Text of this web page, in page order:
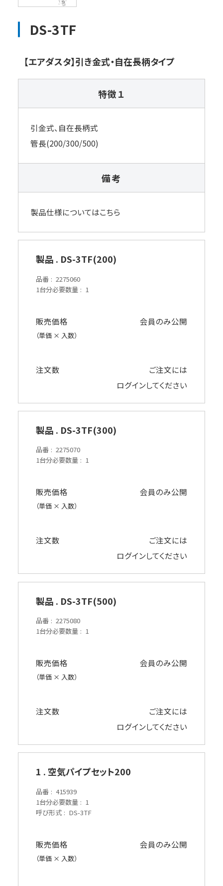
DS-3TF
【エアダスタ】引き金式・自在長柄タイプ
特徴１
引金式、自在長柄式
管長(200/300/500)
備考
製品仕様についてはこちら
製品 . DS-3TF(200)
品番
2275060
1台分必要数量
1
販売価格
（単価 × 入数）
会員のみ公開
注文数
ご注文には
ログインしてください
製品 . DS-3TF(300)
品番
2275070
1台分必要数量
1
販売価格
（単価 × 入数）
会員のみ公開
注文数
ご注文には
ログインしてください
製品 . DS-3TF(500)
品番
2275080
1台分必要数量
1
販売価格
（単価 × 入数）
会員のみ公開
注文数
ご注文には
ログインしてください
1 . 空気パイプセット200
品番
415939
1台分必要数量
1
呼び形式
DS-3TF
販売価格
（単価 × 入数）
会員のみ公開